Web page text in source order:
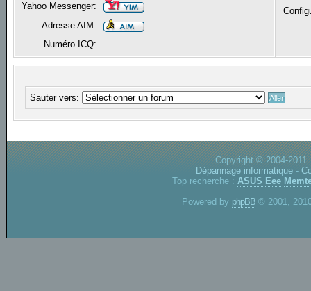
Yahoo Messenger:
Adresse AIM:
Numéro ICQ:
Sauter vers:
Copyright © 2004-
Dépannage informatique -
Top recherche : ASUS Eee
Powered by phpBB © 2001,